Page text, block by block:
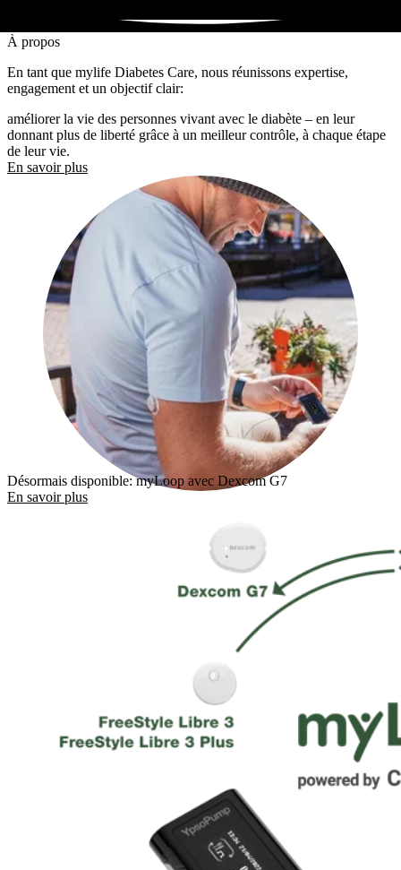
À propos
En tant que mylife Diabetes Care, nous réunissons expertise,
engagement et un objectif clair:
améliorer la vie des personnes vivant avec le diabète – en leur
donnant plus de liberté grâce à un meilleur contrôle, à chaque étape
de leur vie.
En savoir plus
Désormais disponible: myLoop avec Dexcom G7
En savoir plus